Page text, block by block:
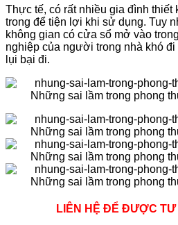
Thực tế, có rất nhiều gia đình
trong để tiện lợi khi sử dụng. Tuy
không gian có cửa sổ mở vào
nghiệp của người trong nhà khó
lụi bại đi.
LIÊN HỆ ĐỂ ĐƯỢC TƯ